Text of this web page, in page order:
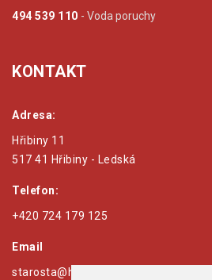
494 539 110 - Voda poruchy
KONTAKT
Adresa:
Hřibiny 11
517 41 Hřibiny - Ledská
Telefon:
+420 724 179 125
Email
starosta@hribiny-ledska.cz